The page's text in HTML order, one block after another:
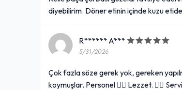
diyebilirim. Döner etinin içinde kuzu
R****** A***
5/31/2026
Çok fazla söze gerek yok, gereken
koymuşlar. Personel 👍🏻 Lezzet. 👍🏻